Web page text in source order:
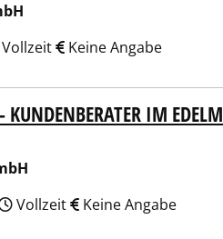
Vollzeit Keine Angabe
KUNDENBERATER IM
Vollzeit Keine Angabe